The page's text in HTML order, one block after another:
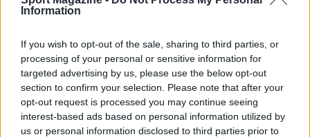
Information
If you wish to opt-out of the sale, sharing to third parties, or
processing of your personal or sensitive information for
targeted advertising by us, please use the below opt-out
section to confirm your selection. Please note that after your
opt-out request is processed you may continue seeing
interest-based ads based on personal information utilized by
us or personal information disclosed to third parties prior to
Giro delle Fiandre 2026: come seguirla in
tv e il racconto della corsa
Il Giro delle Fiandre 2026 ha fatto parlare per il tracciato
aggiornato, la vittoria di Tadej Pogačar e la trasmissione
esclusiva su…
Niccolò Conforti · 7 Apr 2026